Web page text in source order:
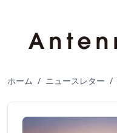
ホーム / ニュースレター /